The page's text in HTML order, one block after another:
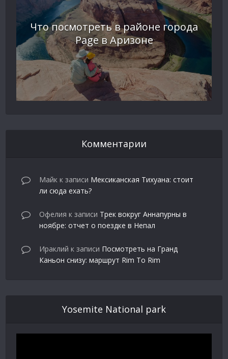
Что посмотреть в районе города
Page в Аризоне
Комментарии
Майк к записи Мексиканская Тихуана: стоит
ли сюда ехать?
Офелия к записи Трек вокруг Аннапурны в
ноябре: отчет о поездке в Непал
Ираклий к записи Посмотреть на Гранд
Каньон снизу: маршрут Rim To Rim
Yosemite National park